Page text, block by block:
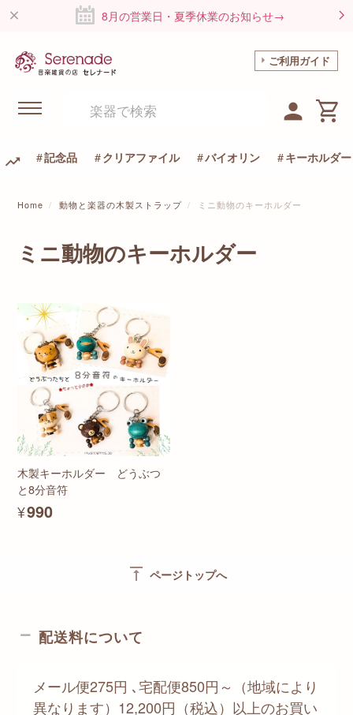
8月の営業日・夏季休業のお知らせ→
ご利用ガイド
記念品 クリアファイル バイオリン キーホルダー
Home 動物と楽器の木製ストラップ ミニ動物のキーホルダー
ミニ動物のキーホルダー
木製キーホルダー どうぶつ
と8分音符
¥990
vertical_align_top ページトップへ
配送料について
メール便275円 ､宅配便850円～（地域により
異なります）12,200円（税込）以上のお買い